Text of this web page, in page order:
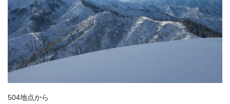
504地点から